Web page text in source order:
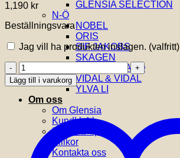
GLENSIA SELECTION
N-Ö
NOBEL
ORIS
SIF JAKOBS
SKAGEN
THOMAS SABO
VIDAL & VIDAL
YLVA LI
Om oss
Om Glensia
Kundklubb
Butik i Emporia
Villkor
Kontakta oss
1,190 kr
Beställningsvara
Jag vill ha produkten inslagen. (valfritt)
CALVIN
KLEIN
-
STATEMENT
LINKS
BRACELET
mängd
Lägg till i varukorg